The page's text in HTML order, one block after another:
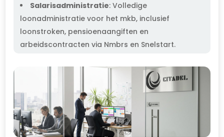
Salarisadministratie: Volledige
loonadministratie voor het mkb, inclusief
loonstroken, pensioenaangiften en
arbeidscontracten via Nmbrs en Snelstart.